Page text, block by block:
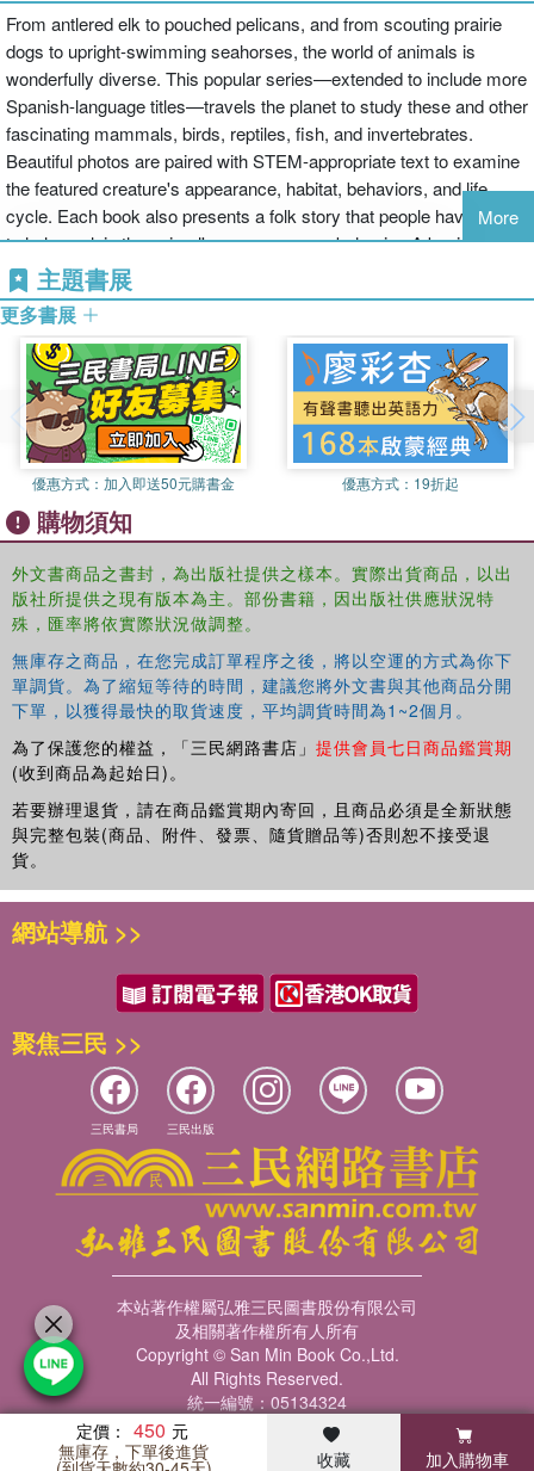
From antlered elk to pouched pelicans, and from scouting prairie
dogs to upright-swimming seahorses, the world of animals is
wonderfully diverse. This popular series—extended to include more
Spanish-language titles—travels the planet to study these and other
fascinating mammals, birds, reptiles, fish, and invertebrates.
Beautiful photos are paired with STEM-appropriate text to examine
the featured creature's appearance, habitat, behaviors, and life
cycle. Each book also presents a folk story that people have used
to help explain the animal's appearance or behavior. A basic
exploration of the appearance, behavior, and habitat of prairie dogs,
the small rodents of North America's Great Plains. Also included is
a story from folklore explaining why prairie dogs hide from coyotes.
More
主題書展
更多書展
優惠方式： 加入即送50元購書金 優惠方式： 19折起
購物須知
外文書商品之書封，為出版社提供之樣本。實際出貨商品，以出
版社所提供之現有版本為主。部份書籍，因出版社供應狀況特
殊，匯率將依實際狀況做調整。
無庫存之商品，在您完成訂單程序之後，將以空運的方式為你下
單調貨。為了縮短等待的時間，建議您將外文書與其他商品分開
下單，以獲得最快的取貨速度，平均調貨時間為1~2個月。
為了保護您的權益，「三民網路書店」 提供會員七日商品鑑賞期
(收到商品為起始日)。
若要辦理退貨，請在商品鑑賞期內寄回，且商品必須是全新狀態
與完整包裝(商品、附件、發票、隨貨贈品等)否則恕不接受退
貨。
定價： 450
無庫存，下單後進貨 收藏 加入購物車
暢銷榜 客服中心 瀏覽紀錄 會員專區
網站導航 >>
聚焦三民 >>
三民書局 三民出版
本站著作權屬弘雅三民圖書股份有限公司
及相關著作權所有人所有
Copyright © San Min Book Co.,Ltd.
All Rights Reserved.
統一編號：05134324